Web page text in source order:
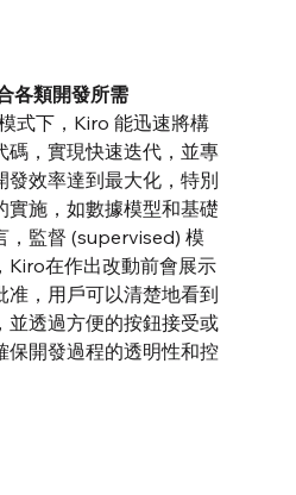
各類開發所需
式下，Kiro 能迅速將構
碼，實現快速迭代，並專
發效率達到最大化，特別
實施，如數據模型和基礎
，監督 (supervised) 模
Kiro在作出改動前會展示
准，用戶可以清楚地看到
並透過方便的按鈕接受或
保開發過程的透明性和控